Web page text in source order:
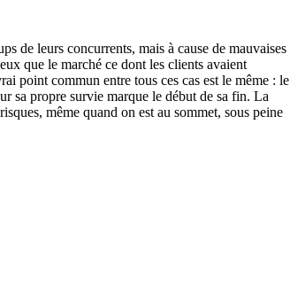
de leurs concurrents, mais à cause de mauvaises
que le marché ce dont les clients avaient
point commun entre tous ces cas est le même : le
sa propre survie marque le début de sa fin. La
même quand on est au sommet, sous peine